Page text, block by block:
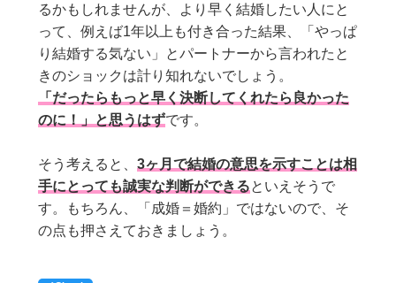
るかもしれませんが、より早く結婚したい人にと
って、例えば1年以上も付き合った結果、「やっぱ
り結婚する気ない」とパートナーから言われたと
きのショックは計り知れないでしょう。
「だったらもっと早く決断してくれたら良かった
のに！」と思うはずです。
そう考えると、3ヶ月で結婚の意思を示すことは相
手にとっても誠実な判断ができるといえそうで
す。もちろん、「成婚＝婚約」ではないので、そ
の点も押さえておきましょう。